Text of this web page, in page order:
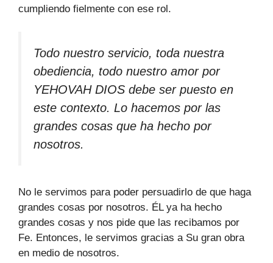
cumpliendo fielmente con ese rol.
Todo nuestro servicio, toda nuestra
obediencia, todo nuestro amor por
YEHOVAH DIOS debe ser puesto en
este contexto. Lo hacemos por las
grandes cosas que ha hecho por
nosotros.
No le servimos para poder persuadirlo de que haga
grandes cosas por nosotros. ÉL ya ha hecho
grandes cosas y nos pide que las recibamos por
Fe. Entonces, le servimos gracias a Su gran obra
en medio de nosotros.